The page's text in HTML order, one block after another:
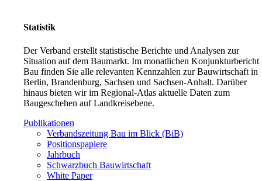
Statistik
Der Verband erstellt statistische Berichte und Analysen zur
Situation auf dem Baumarkt. Im monatlichen Konjunkturbericht
Bau finden Sie alle relevanten Kennzahlen zur Bauwirtschaft in
Berlin, Brandenburg, Sachsen und Sachsen-Anhalt. Darüber
hinaus bieten wir im Regional-Atlas aktuelle Daten zum
Baugeschehen auf Landkreisebene.
Publikationen
Verbandszeitung Bau im Blick (BiB)
Positionspapiere
Jahrbuch
Schwarzbuch Bauwirtschaft
White Paper